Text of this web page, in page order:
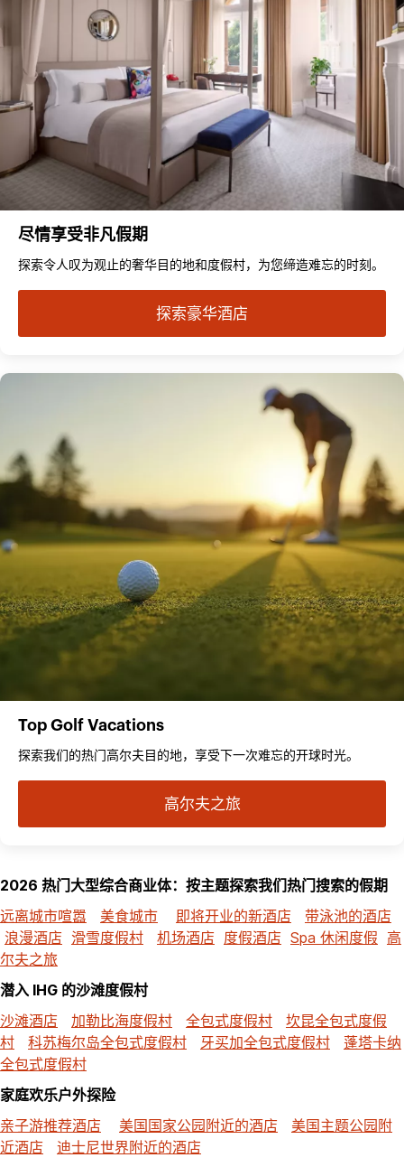
尽情享受非凡假期
探索令人叹为观止的奢华目的地和度假村，为您缔造难忘的时刻。
探索豪华酒店
Top Golf Vacations
探索我们的热门高尔夫目的地，享受下一次难忘的开球时光。
高尔夫之旅
2026 热门大型综合商业体：按主题探索我们热门搜索的假期
远离城市喧嚣
美食城市 即将开业的新酒店
带泳池的酒店
浪漫酒店 滑雪度假村 机场酒店 度假酒店 Spa 休闲度假 高
尔夫之旅
潜入 IHG 的沙滩度假村
沙滩酒店
加勒比海度假村 全包式度假村
坎昆全包式度假
村
科苏梅尔岛全包式度假村 牙买加全包式度假村
蓬塔卡纳
全包式度假村
家庭欢乐户外探险
亲子游推荐酒店
美国国家公园附近的酒店
美国主题公园附
近酒店
迪士尼世界附近的酒店